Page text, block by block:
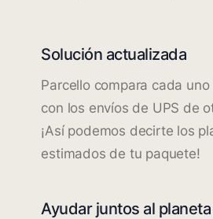
Solución actualizada
Parcello compara cada
con los envíos de UPS de
¡Así podemos decirte los
estimados de tu paquete!
Ayudar juntos al planeta